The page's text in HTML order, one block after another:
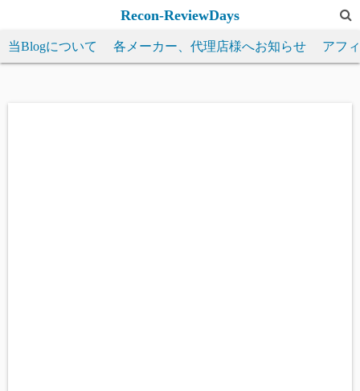
テ
Recon-ReviewDays
当Blogについて 各メーカー、代理店様へお知らせ アフ